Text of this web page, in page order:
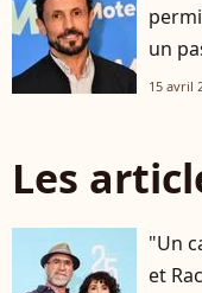
un
15 avril
Les
"Un
et